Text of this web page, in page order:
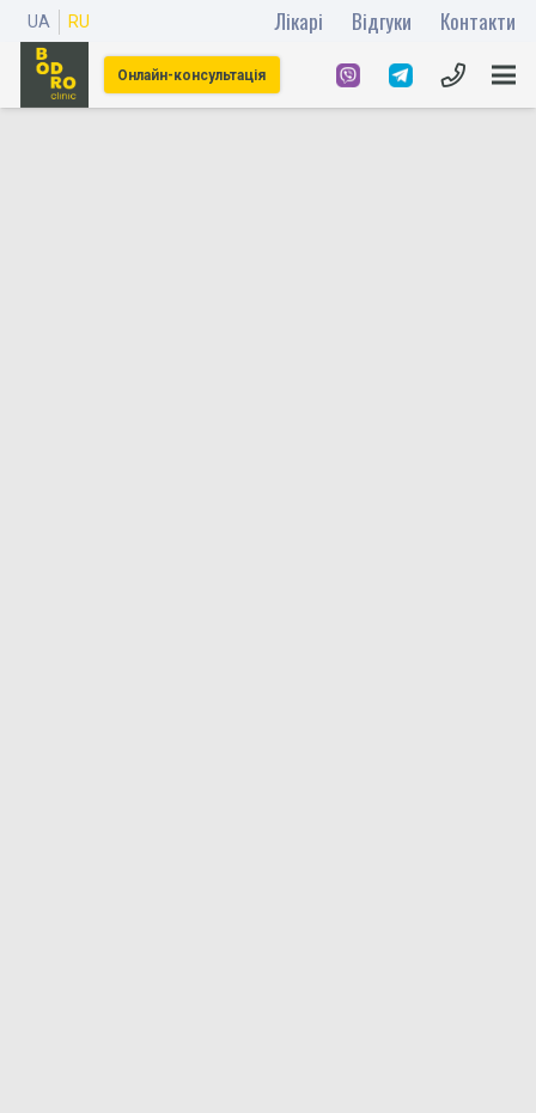
UA RU Лікарі Відгуки Контакти
Онлайн-консультація